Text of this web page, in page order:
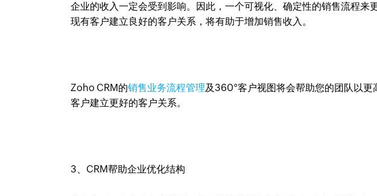
企业的收入一定会受到影响。因此，一个可视化、确定性的销售流程来
现有客户建立良好的客户关系，将有助于增加销售收入。
Zoho CRM的销售业务流程管理及360°客户视图将会帮助您的团队以
客户建立更好的客户关系。
3、CRM帮助企业优化结构